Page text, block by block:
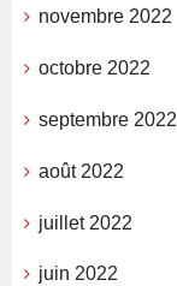
novembre 2022
octobre 2022
septembre 2022
août 2022
juillet 2022
juin 2022